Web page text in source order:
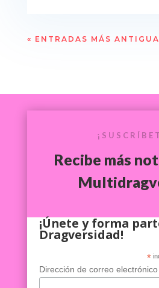
« ENTRADAS MÁS
Recibe más
¡Únete y forma
Dragversidad!
*
Dirección de correo electrónico